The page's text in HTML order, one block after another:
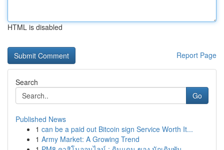
HTML is disabled
Report Page
Search
Go
Published News
1 can be a paid out Bitcoin sign Service Worth It...
1 Army Market: A Growing Trend